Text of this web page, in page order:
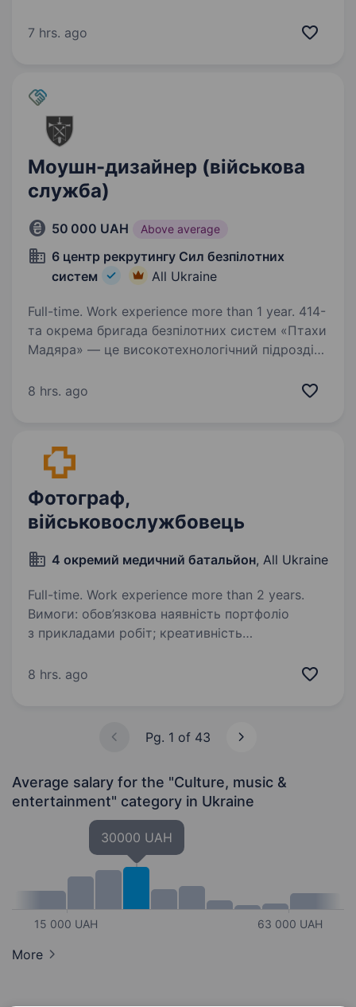
та області. Сортування та передача знятого
7 hrs. ago
Моушн-дизайнер (військова
служба)
50 000 UAH Above average
6 центр рекрутингу Сил безпілотних
систем
All Ukraine
Full-time. Work experience more than 1 year. 414-
та окрема бригада безпілотних систем «Птахи
Мадяра» — це високотехнологічний підрозділ
Сил України, що спеціалізується
8 hrs. ago
Фотограф,
військовослужбовець
4 окремий медичний батальйон, All Ukraine
Full-time. Work experience more than 2 years.
Вимоги: обов’язкова наявність портфоліо
з прикладами робіт; креативність
як в тилу так, і в зоні бойових дій; придатність
8 hrs. ago
Pg. 1 of 43
Average salary for the "Culture, music &
entertainment" category in Ukraine
15 000 UAH
30000 UAH
63 000 UAH
More